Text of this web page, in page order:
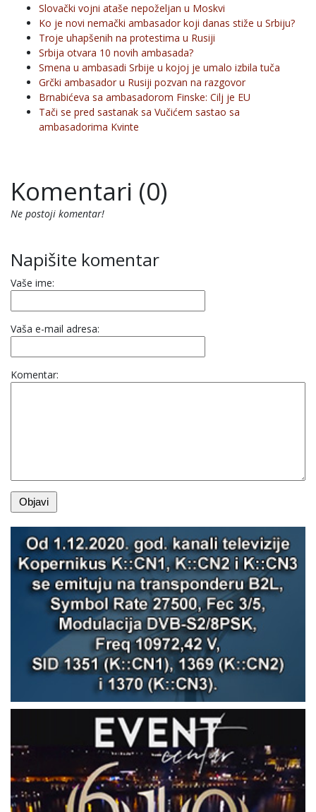
Slovački vojni ataše nepoželjan u Moskvi
Ko je novi nemački ambasador koji danas stiže u Srbiju?
Troje uhapšenih na protestima u Rusiji
Srbija otvara 10 novih ambasada?
Smena u ambasadi Srbije u kojoj je umalo izbila tuča
Grčki ambasador u Rusiji pozvan na razgovor
Brnabićeva sa ambasadorom Finske: Cilj je EU
Tači se pred sastanak sa Vučićem sastao sa
ambasadorima Kvinte
Komentari (0)
Ne postoji komentar!
Napišite komentar
Vaše ime:
Vaša e-mail adresa:
Komentar: